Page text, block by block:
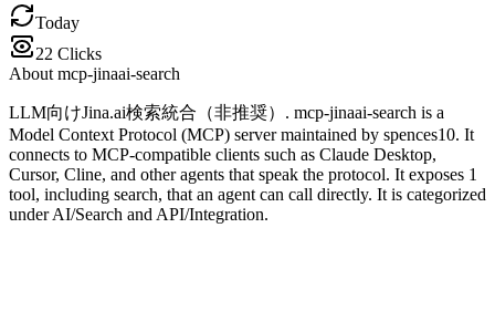
Today
22 Clicks
About mcp-jinaai-search
LLM向けJina.ai検索統合（非推奨）. mcp-jinaai-search is a
Model Context Protocol (MCP) server maintained by spences10. It
connects to MCP-compatible clients such as Claude Desktop,
Cursor, Cline, and other agents that speak the protocol. It exposes 1
tool, including search, that an agent can call directly. It is categorized
under AI/Search and API/Integration.